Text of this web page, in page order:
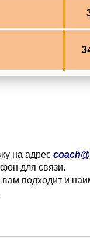
на адрес
для связи.
подходит и